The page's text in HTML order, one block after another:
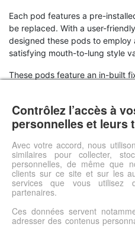
Each pod features a pre-
be replaced. With a user-
designed these pods to employ
satisfying mouth-to-lung style
These pods feature an in-built
Specifications
3 x Novo X replacement
Recommended wattage:
Voir l'offre
© DSh0p 2026 -
Contrôlez l’accès à
personnelles et leurs
Avec votre accord, nous
similaires pour collecter,
personnelles, de même que
clients sur ce site et sur les
services que vous utilisez
partenaires.
Ces données servent
adresser des contenus